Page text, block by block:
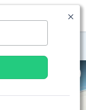
MENU